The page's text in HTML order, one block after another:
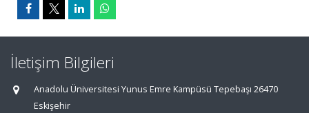
İletişim Bilgileri
Anadolu Üniversitesi Yunus Emre Kampüsü Tepebaşı 26470
Eskişehir